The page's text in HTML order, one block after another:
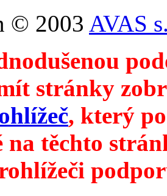
© 2003 AVAS
stránky
, který
těchto